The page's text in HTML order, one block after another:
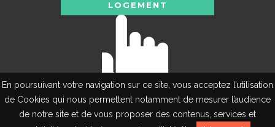
En poursuivant votre navigation sur ce site, vous acceptez l’utilisation
de Cookies qui nous permettent notamment de mesurer l’audience
de notre site et de vous proposer des contenus, services et
LOGEMENT